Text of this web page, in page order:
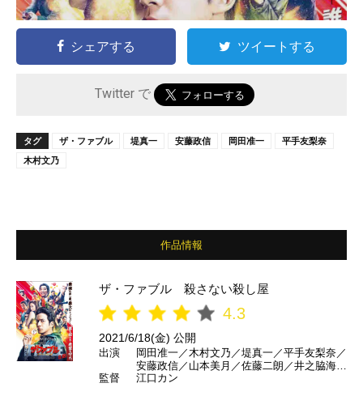
シェアする ツイートする
Twitter で
タグ ザ・ファブル 堤真一 安藤政信 岡田准一
平手友梨奈
木村文乃
作品情報
ザ・ファブル 殺さない殺し屋
4.3
2021/6/18(金) 公開
出演
岡田准一／木村文乃／堤真一／平手友梨奈／
安藤政信／山本美月／佐藤二朗／井之脇海／
安田顕／佐藤浩市／宮川大輔／橋本マナミ／
監督 江口カン